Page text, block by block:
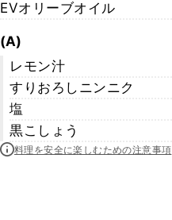
EVオリーブオイル
(A)
レモン汁
すりおろしニンニク
塩
黒こしょう
料理を安全に楽しむための注意事項